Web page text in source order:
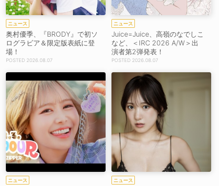
ニュース
奥村優季、『BRODY』で初ソ
ログラビア＆限定版表紙に登
場！
2026.08.07
ニュース
Juice=Juice、高嶺のなでしこ
など、＜IRC 2026 A/W＞出
演者第2弾発表！
2026.08.07
ニュース ニュース